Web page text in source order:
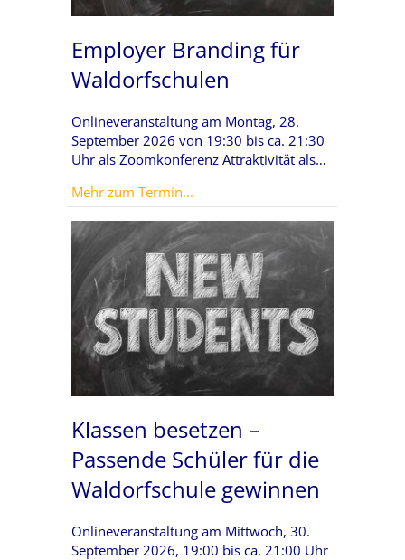
Employer Branding für
Waldorfschulen
Onlineveranstaltung am Montag, 28.
September 2026 von 19:30 bis ca. 21:30
Uhr als Zoomkonferenz Attraktivität als…
Mehr zum Termin...
Klassen besetzen –
Passende Schüler für die
Waldorfschule gewinnen
Onlineveranstaltung am Mittwoch, 30.
September 2026, 19:00 bis ca. 21:00 Uhr